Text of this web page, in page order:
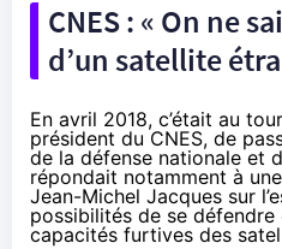
CNES : « On ne
d’un satellite
En avril 2018, c’était au
président du CNES, de
de la défense nationale et
répondait notamment à
Jean-Michel Jacques sur
possibilités de se défendre
capacités furtives des